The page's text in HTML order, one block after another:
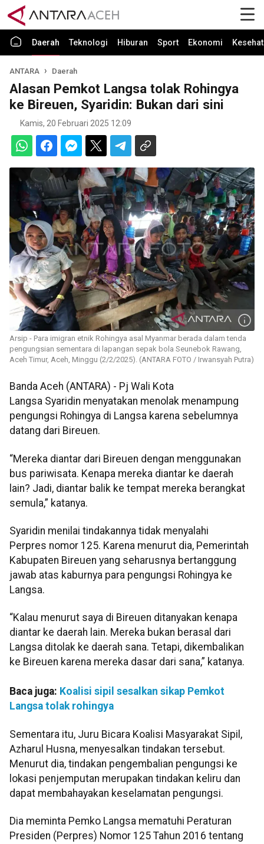
Daerah Teknologi Hiburan Sport Ekonomi
ANTARA Daerah
Alasan Pemkot Langsa tolak Rohingya
ke Bireuen, Syaridin: Bukan dari sini
Kamis, 20 Februari 2025 12:09
Arsip - Para imigran etnik Rohingya asal Myanmar berada dalam tenda
pengungsian sementara di lapangan sepak bola Seunebok Rawang,
Aceh Timur, Aceh, Minggu (2/2/2025). (ANTARA FOTO / Irwansyah Putra)
Banda Aceh (ANTARA) - Pj Wali Kota
Langsa Syaridin menyatakan menolak menampung
pengungsi Rohingya di Langsa karena sebelumnya
datang dari Bireuen.
“Mereka diantar dari Bireuen dengan menggunakan
bus pariwisata. Kenapa mereka diantar ke daerah
lain? Jadi, diantar balik ke tempat mereka berangkat
semula,” katanya.
Syaridin menilai tindakannya tidak menyalahi
Perpres nomor 125. Karena menurut dia, Pemerintah
Kabupaten Bireuen yang seharusnya bertanggung
jawab atas kaburnya para pengungsi Rohingya ke
Langsa.
“Kalau menurut saya di Bireuen ditanyakan kenapa
diantar ke daerah lain. Mereka bukan berasal dari
Langsa ditolak ke daerah sana. Tetapi, dikembalikan
ke Bireuen karena mereka dasar dari sana,” katanya.
Baca juga: Koalisi sipil sesalkan sikap Pemkot
Langsa tolak rohingya
Sementara itu, Juru Bicara Koalisi Masyarakat Sipil,
Azharul Husna, menyesalkan tindakan tersebut.
Menurut dia, tindakan pengembalian pengungsi ke
lokasi penjemputan merupakan tindakan keliru dan
dapat membahayakan keselamatan pengungsi.
Dia meminta Pemko Langsa mematuhi Peraturan
Presiden (Perpres) Nomor 125 Tahun 2016 tentang